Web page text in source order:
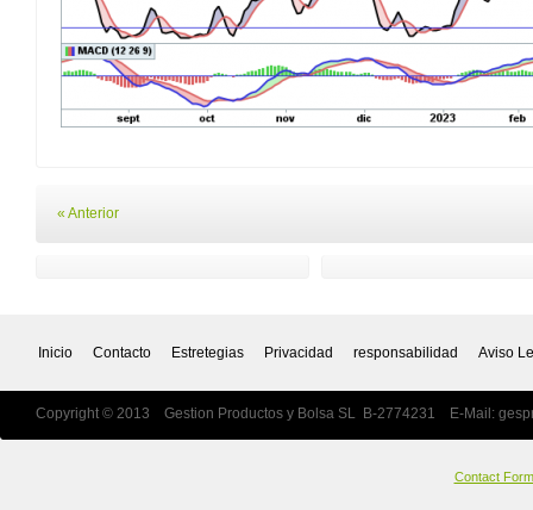
« Anterior
Inicio Contacto Estretegias Privacidad responsabilidad Aviso
Copyright © 2013 Gestion Productos y Bolsa SL B-2774231 E-Mail:
Contact Form